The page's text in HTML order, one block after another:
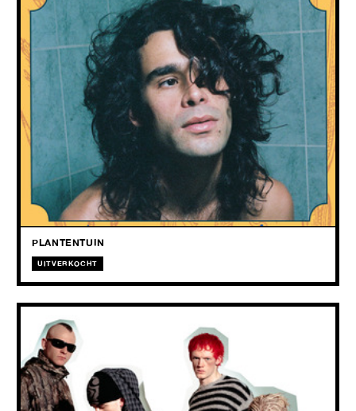
28.05
2026
Van cinematografische Braziliaanse soundscapes tot verstilde
indiefolk.
PLANTENTUIN
UITVERKOCHT
BIG NEXT: BLEECH 9:3
+ EFEX